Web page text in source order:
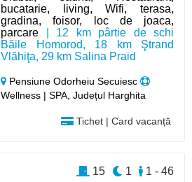
bucatarie, living, Wifi, terasa,
gradina, foisor, loc de joaca,
parcare | 12 km pârtie de schi
Băile Homorod, 18 km Ştrand
Vlăhiţa, 29 km Salina Praid
Pensiune Odorheiu Secuiesc
Wellness | SPA, Județul Harghita
Tichet | Card vacanță
1 - 46
1
15